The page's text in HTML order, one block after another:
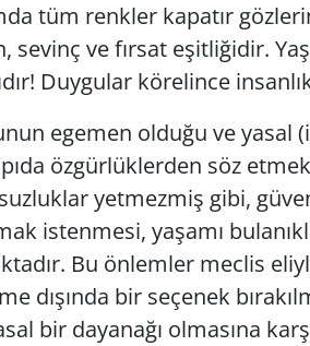
tüm renkler kapatır
sevinç ve fırsat eşitliğidir.
Duygular körelince
egemen olduğu ve yasal
özgürlüklerden söz
yetmezmiş gibi,
istenmesi, yaşamı
Bu önlemler meclis
dışında bir seçenek
bir dayanağı olmasına